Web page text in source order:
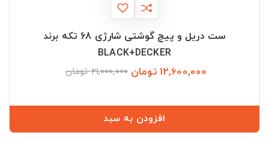
ست دریل و پیچ گوشتی شارژی 68 تکه برند
BLACK+DECKER
12,600,000 تومان 21,000,000 تومان
افزودن به سبد